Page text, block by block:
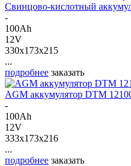
Свинцово-кислотный
-
100Ah
12V
330x173x215
...
подробнее заказать
AGM аккумулятор DTM
-
100Ah
12V
333x173x216
...
подробнее заказать